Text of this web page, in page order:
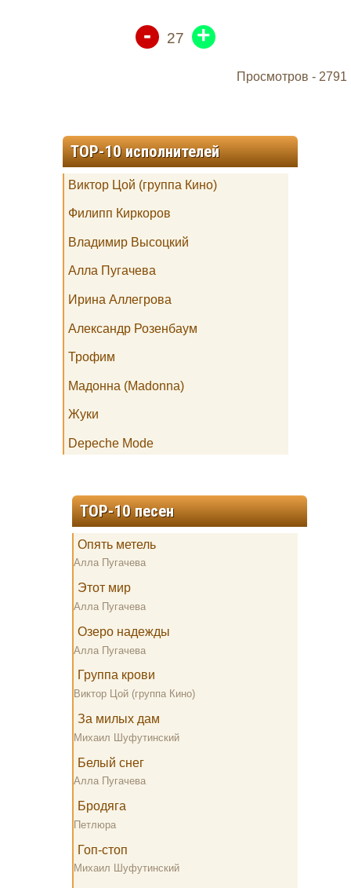
- 27 +
Просмотров - 2791
TOP-10 исполнителей
Виктор Цой (группа Кино)
Филипп Киркоров
Владимир Высоцкий
Алла Пугачева
Ирина Аллегрова
Александр Розенбаум
Трофим
Мадонна (Madonna)
Жуки
Depeche Mode
TOP-10 песен
Опять метель
Алла Пугачева
Этот мир
Алла Пугачева
Озеро надежды
Алла Пугачева
Группа крови
Виктор Цой (группа Кино)
За милых дам
Михаил Шуфутинский
Белый снег
Алла Пугачева
Бродяга
Петлюра
Гоп-стоп
Михаил Шуфутинский